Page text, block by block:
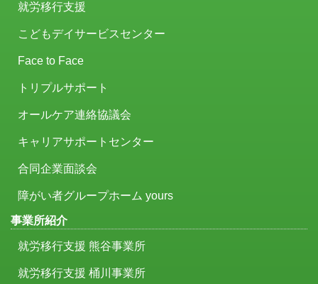
就労移行支援
こどもデイサービスセンター
Face to Face
トリプルサポート
オールケア連絡協議会
キャリアサポートセンター
合同企業面談会
障がい者グループホーム yours
事業所紹介
就労移行支援 熊谷事業所
就労移行支援 桶川事業所